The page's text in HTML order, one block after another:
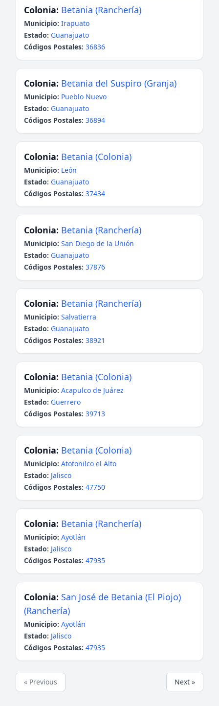
Colonia: Betania (Ranchería)
Municipio: Irapuato
Estado: Guanajuato
Códigos Postales: 36836
Colonia: Betania del Suspiro (Granja)
Municipio: Pueblo Nuevo
Estado: Guanajuato
Códigos Postales: 36894
Colonia: Betania (Colonia)
Municipio: León
Estado: Guanajuato
Códigos Postales: 37434
Colonia: Betania (Ranchería)
Municipio: San Diego de la Unión
Estado: Guanajuato
Códigos Postales: 37876
Colonia: Betania (Ranchería)
Municipio: Salvatierra
Estado: Guanajuato
Códigos Postales: 38921
Colonia: Betania (Colonia)
Municipio: Acapulco de Juárez
Estado: Guerrero
Códigos Postales: 39713
Colonia: Betania (Colonia)
Municipio: Atotonilco el Alto
Estado: Jalisco
Códigos Postales: 47750
Colonia: Betania (Ranchería)
Municipio: Ayotlán
Estado: Jalisco
Códigos Postales: 47935
Colonia: San José de Betania (El Piojo)
(Ranchería)
Municipio: Ayotlán
Estado: Jalisco
Códigos Postales: 47935
« Previous Next »